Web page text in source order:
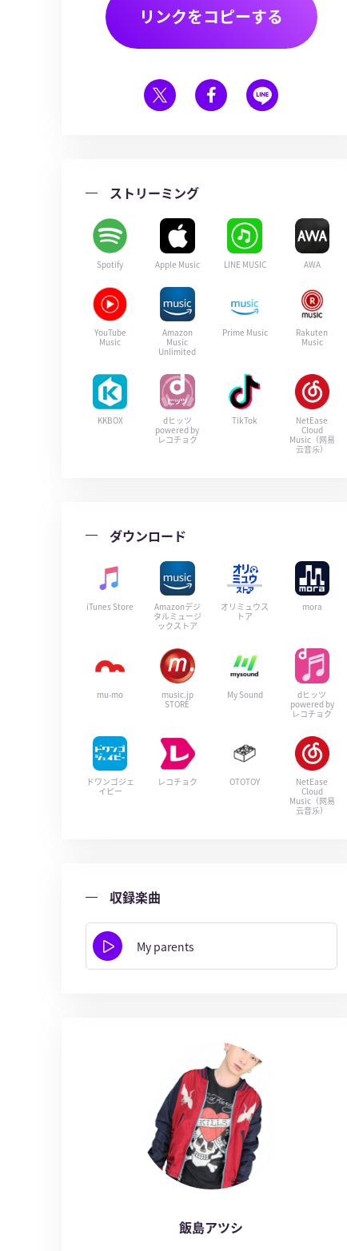
リンクをコピーする
ストリーミング
Spotify Apple Music LINE MUSIC AWA
YouTube
Music
Amazon
Music
Unlimited
Prime Music
Rakuten
Music
KKBOX
dヒッツ
powered by
レコチョク
TikTok
NetEase
Cloud
Music（网易
云音乐）
ダウンロード
iTunes Store
Amazonデジ
タルミュージ
ックストア
オリミュウス
トア
mora
mu-mo
music.jp
STORE
My Sound
dヒッツ
powered by
レコチョク
ドワンゴジェ
イピー
レコチョク OTOTOY
NetEase
Cloud
Music（网易
云音乐）
収録楽曲
My parents
飯島アツシ